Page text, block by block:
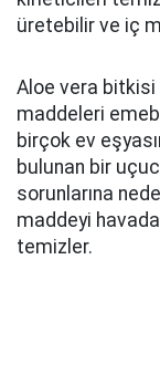
üretebilir ve iç
Aloe vera bitkisi
maddeleri
birçok ev
bulunan bir
sorunlarına
maddeyi
temizler.